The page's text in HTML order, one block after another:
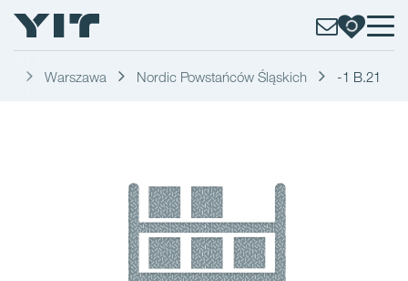
Warszawa Nordic Powstańców Śląskich -1 B.21